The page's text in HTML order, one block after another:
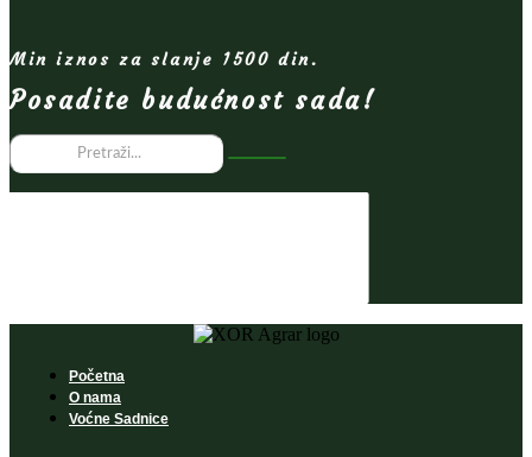
Min iznos za slanje 1500 din.
Posadite budućnost sada!
Početna
O nama
Voćne Sadnice